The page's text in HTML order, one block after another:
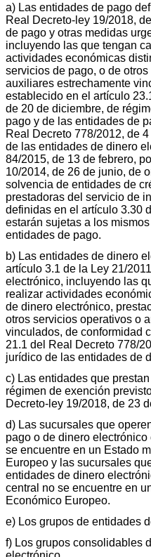
a) Las entidades de pago
Real Decreto-ley 19/2018,
de pago y otras medidas
incluyendo las que tengan
actividades económicas
servicios de pago, o de
auxiliares estrechamente
establecido en el artículo
de 20 de diciembre, de
pago y de las entidades de
Real Decreto 778/2012, de
de las entidades de dinero
84/2015, de 13 de febrero,
10/2014, de 26 de junio, de
solvencia de entidades de
prestadoras del servicio de
definidas en el artículo 3.30
estarán sujetas a los
entidades de pago.
b) Las entidades de dinero
artículo 3.1 de la Ley 21/
electrónico, incluyendo las
realizar actividades
de dinero electrónico,
otros servicios operativos o
vinculados, de conformidad
21.1 del Real Decreto 778/
jurídico de las entidades de
c) Las entidades que
régimen de exención
Decreto-ley 19/2018, de 23
d) Las sucursales que
pago o de dinero electrónico
se encuentre en un Estado
Europeo y las sucursales
entidades de dinero
central no se encuentre en
Económico Europeo.
e) Los grupos de entidades
f) Los grupos consolidables